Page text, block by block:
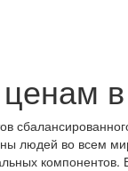
людей во всем
компонентов.